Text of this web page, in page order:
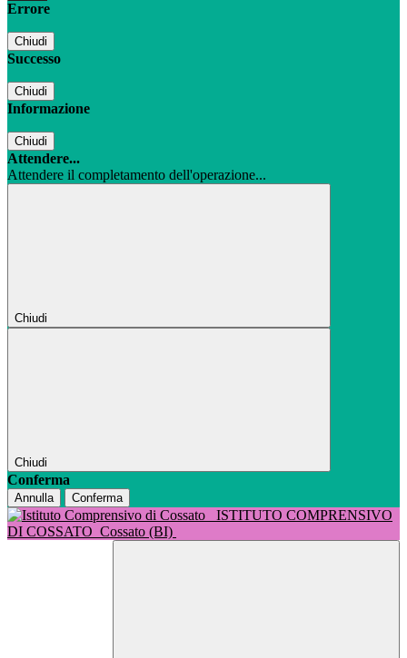
Errore
Chiudi
Successo
Chiudi
Informazione
Chiudi
Attendere...
Attendere il completamento dell'operazione...
Chiudi
Chiudi
Conferma
Annulla Conferma
ISTITUTO COMPRENSIVO
DI COSSATO Cossato (BI)